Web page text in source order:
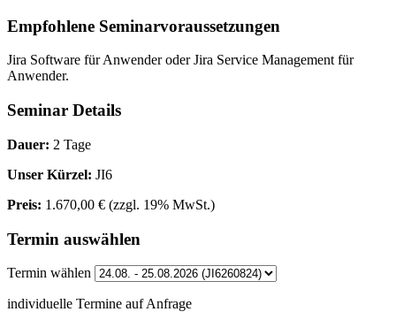
Empfohlene Seminarvoraussetzungen
Jira Software für Anwender oder Jira Service Management für
Anwender.
Seminar Details
Dauer: 2 Tage
Unser Kürzel: JI6
Preis: 1.670,00 € (zzgl. 19% MwSt.)
Termin auswählen
Termin wählen
individuelle Termine auf Anfrage